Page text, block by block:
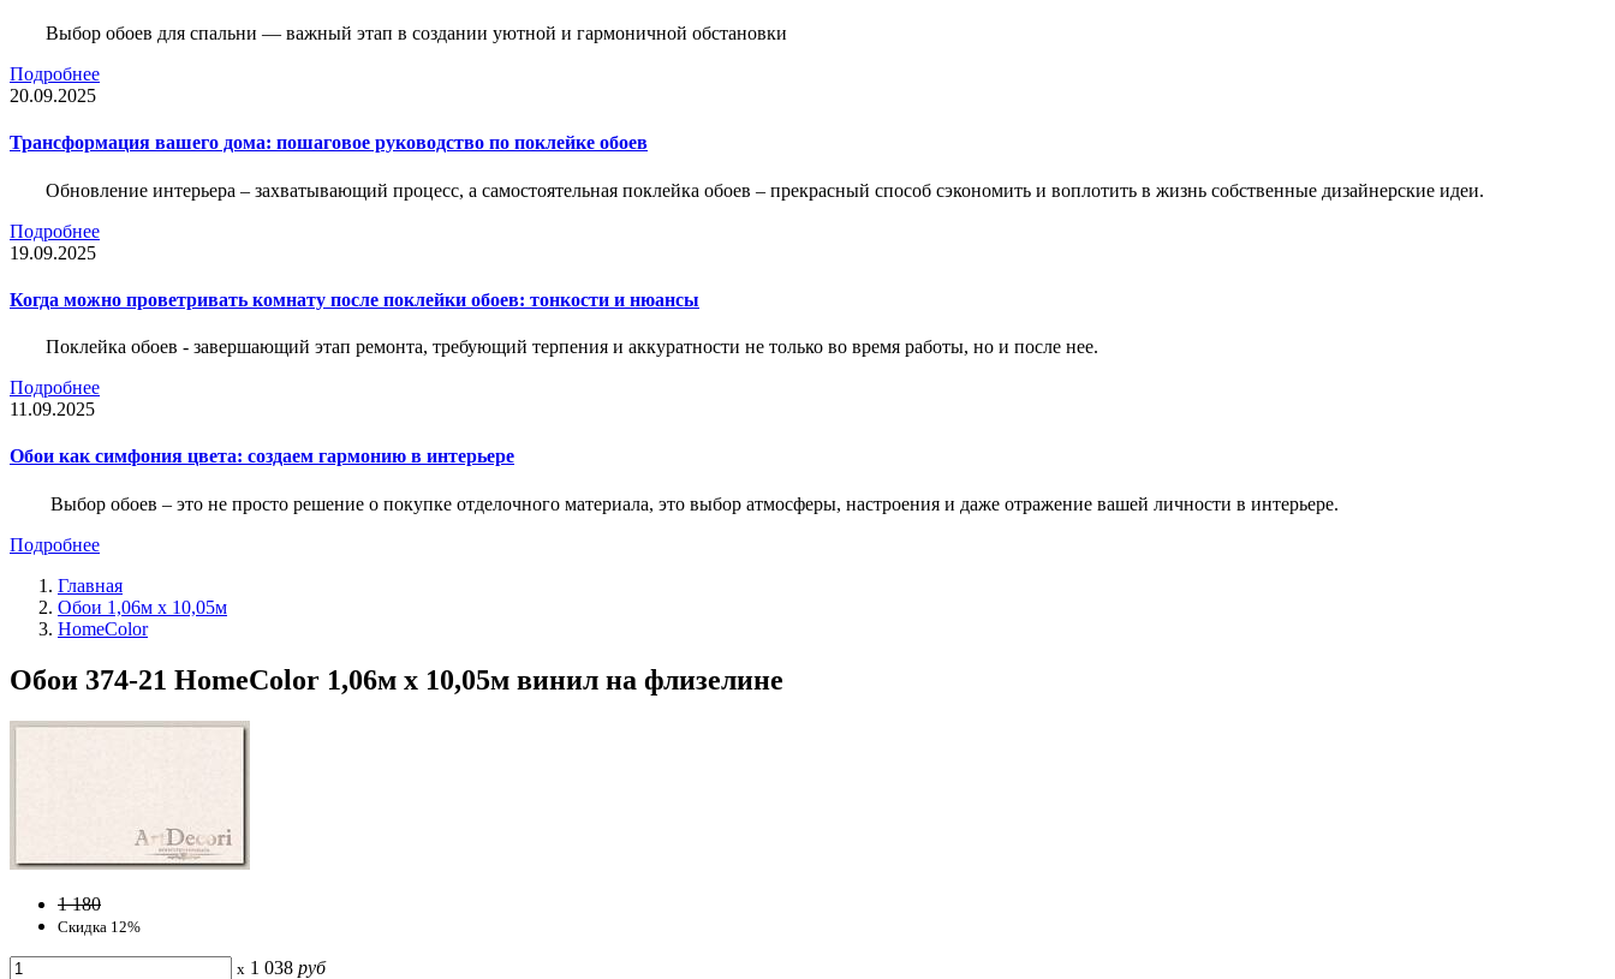
Выбор обоев для спальни — важный этап в создании уютной и гармоничной обстановки
Подробнее
20.09.2025
Трансформация вашего дома: пошаговое руководство по поклейке обоев
Обновление интерьера – захватывающий процесс, а самостоятельная поклейка обоев – прекрасный способ сэкономить и воплотить в жизнь собственные дизайнерские идеи.
Подробнее
19.09.2025
Когда можно проветривать комнату после поклейки обоев: тонкости и нюансы
Поклейка обоев - завершающий этап ремонта, требующий терпения и аккуратности не только во время работы, но и после нее.
Подробнее
11.09.2025
Обои как симфония цвета: создаем гармонию в интерьере
Выбор обоев – это не просто решение о покупке отделочного материала, это выбор атмосферы, настроения и даже отражение вашей личности в интерьере.
Подробнее
Главная
Обои 1,06м х 10,05м
HomeColor
Обои 374-21 HomeColor 1,06м х 10,05м винил на флизелине
1 180
Скидка 12%
x 1 038 руб